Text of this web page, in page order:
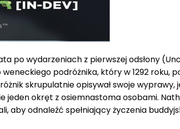
wydarzeniach z pierwszej odsłony
podróżnika, który w 1292
skrupulatnie opisywał swoje
jeden okręt z osiemnastoma osobami.
aby odnaleźć spełniający życzenia